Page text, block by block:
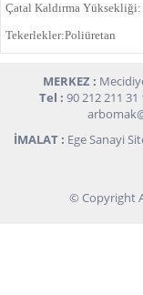
Çatal Kaldırma
Tekerlekler:Poliüretan
MERKEZ :
Tel : 90 212 211
İMALAT : Ege Sanayi
© Copyright